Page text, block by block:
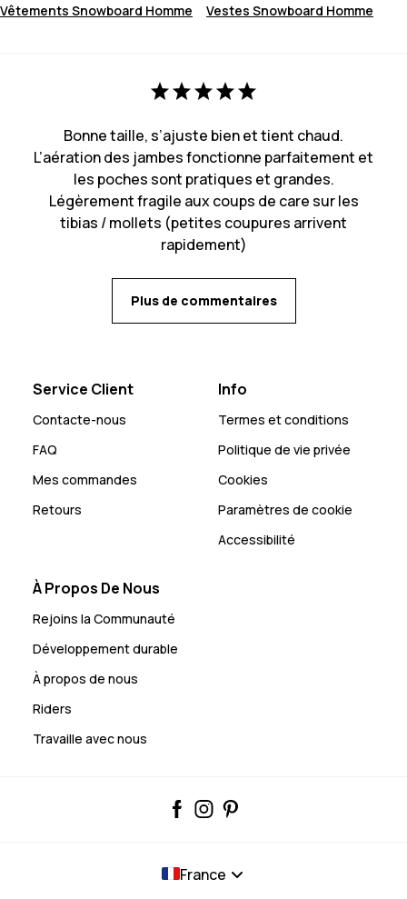
Vêtements Snowboard Homme Vestes Snowboard Homme
Bonne taille, s’ajuste bien et tient chaud.
L’aération des jambes fonctionne parfaitement et
les poches sont pratiques et grandes.
Légèrement fragile aux coups de care sur les
tibias / mollets (petites coupures arrivent
rapidement)
Plus de commentaires
Service Client
Contacte-nous
FAQ
Mes commandes
Retours
Info
Termes et conditions
Politique de vie privée
Cookies
Paramètres de cookie
Accessibilité
À Propos De Nous
Rejoins la Communauté
Développement durable
À propos de nous
Riders
Travaille avec nous
France